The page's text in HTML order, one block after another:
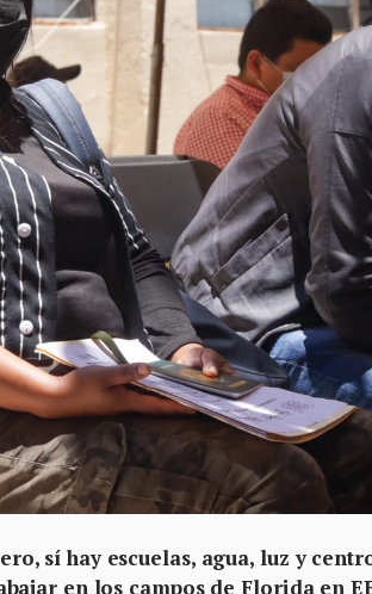
sí hay escuelas, agua, luz y
en los campos de Florida en